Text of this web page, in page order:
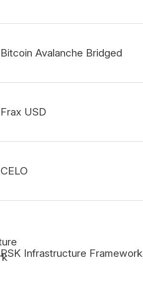
Bitcoin Avalanche Bridged
Frax USD
CELO
RSK Infrastructure Framework